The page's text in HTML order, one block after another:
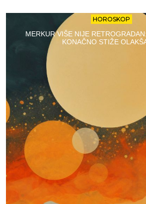
HOROSKOP
MERKUR VIŠE NIJE
KONAČNO STIŽE